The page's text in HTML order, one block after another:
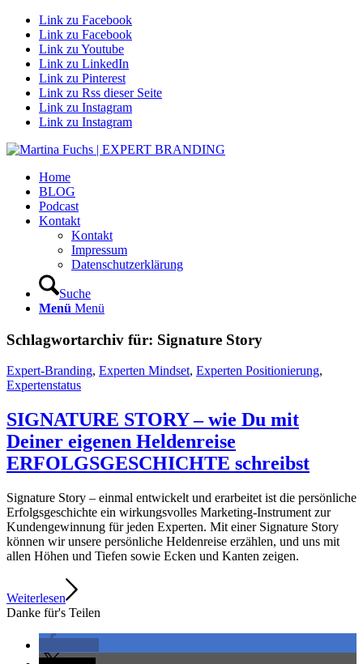
Link zu Facebook
Link zu Facebook
Link zu Youtube
Link zu LinkedIn
Link zu Pinterest
Link zu Rss dieser Seite
Link zu Instagram
Link zu Instagram
Home
BLOG
Podcast
Kontakt
Kontakt
Impressum
Datenschutzerklärung
Suche
Menü Menü
Schlagwortarchiv für: Signature Story
Expert-Branding, Experten Mindset, Experten Positionierung,
Expertenstatus
SIGNATURE STORY – wie Du mit
Deiner eigenen Heldenreise
ERFOLGSGESCHICHTE schreibst
Signature Story – einmal entwickelt und erarbeitet ist die persönliche
Erfolgsgeschichte ein wirkungsvolles Marketing-Instrument zur
Kundengewinnung für jeden Experten. Mit einer Signature Story
können wir unsere persönliche Heldenreise erzählen, und uns mit
allen Höhen und Tiefen sowie Ecken und Kanten zeigen.
Weiterlesen
Danke für's Teilen